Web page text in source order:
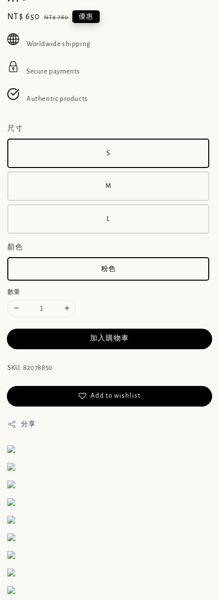
Sale
NT$ 650 Regular
NT$ 780 優惠
Worldwide shipping
Secure payments
Authentic products
尺寸
S
M
顏色
粉色
數量
加入購物車
SKU: 82078850
Add to wishlist
分享